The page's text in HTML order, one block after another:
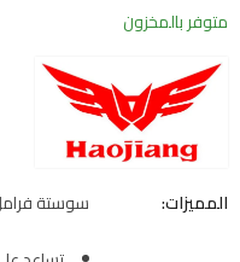
متوفر بالمخزون
المميزات:
سوستة